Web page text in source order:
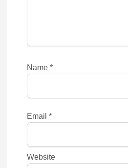
Name *
Email *
Website